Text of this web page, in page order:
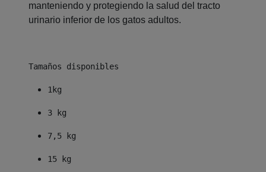
manteniendo y protegiendo la salud del tracto
urinario inferior de los gatos adultos.
Tamaños disponibles
1kg
3 kg
7,5 kg
15 kg